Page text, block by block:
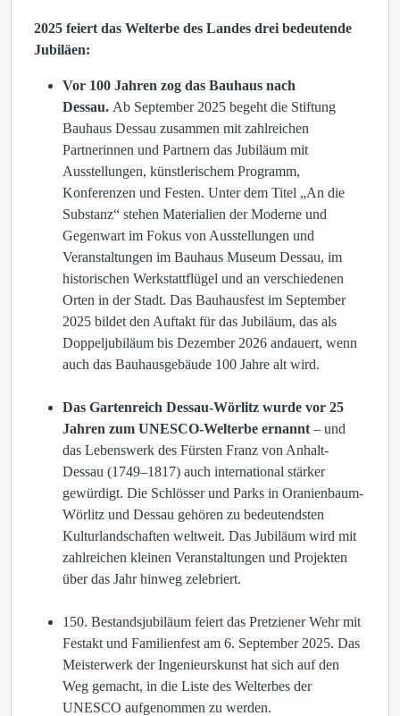
2025 feiert das Welterbe des Landes drei bedeutende
Jubiläen:
Vor 100 Jahren zog das Bauhaus nach
Dessau. Ab September 2025 begeht die Stiftung
Bauhaus Dessau zusammen mit zahlreichen
Partnerinnen und Partnern das Jubiläum mit
Ausstellungen, künstlerischem Programm,
Konferenzen und Festen. Unter dem Titel „An die
Substanz“ stehen Materialien der Moderne und
Gegenwart im Fokus von Ausstellungen und
Veranstaltungen im Bauhaus Museum Dessau, im
historischen Werkstattflügel und an verschiedenen
Orten in der Stadt. Das Bauhausfest im September
2025 bildet den Auftakt für das Jubiläum, das als
Doppeljubiläum bis Dezember 2026 andauert, wenn
auch das Bauhausgebäude 100 Jahre alt wird.
Das Gartenreich Dessau-Wörlitz wurde vor 25
Jahren zum UNESCO-Welterbe ernannt – und
das Lebenswerk des Fürsten Franz von Anhalt-
Dessau (1749–1817) auch international stärker
gewürdigt. Die Schlösser und Parks in Oranienbaum-
Wörlitz und Dessau gehören zu bedeutendsten
Kulturlandschaften weltweit. Das Jubiläum wird mit
zahlreichen kleinen Veranstaltungen und Projekten
über das Jahr hinweg zelebriert.
150. Bestandsjubiläum feiert das Pretziener Wehr mit
Festakt und Familienfest am 6. September 2025. Das
Meisterwerk der Ingenieurskunst hat sich auf den
Weg gemacht, in die Liste des Welterbes der
UNESCO aufgenommen zu werden.